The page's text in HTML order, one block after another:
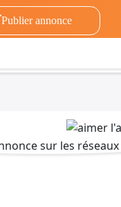
Publier annonce